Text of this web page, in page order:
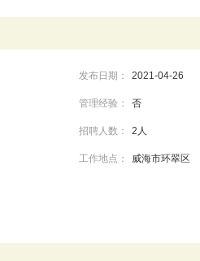
发布日期： 2021-04-26
管理经验： 否
招聘人数： 2人
工作地点： 威海市环翠区